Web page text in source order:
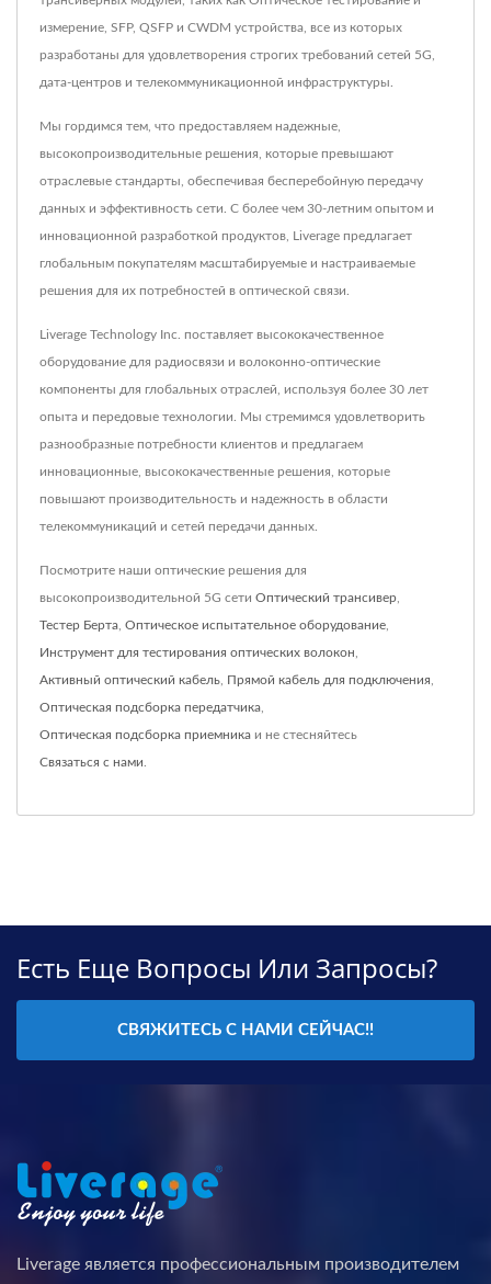
измерение, SFP, QSFP и CWDM устройства, все из которых
разработаны для удовлетворения строгих требований сетей 5G,
дата-центров и телекоммуникационной инфраструктуры.
Мы гордимся тем, что предоставляем надежные,
высокопроизводительные решения, которые превышают
отраслевые стандарты, обеспечивая бесперебойную передачу
данных и эффективность сети. С более чем 30-летним опытом и
инновационной разработкой продуктов, Liverage предлагает
глобальным покупателям масштабируемые и настраиваемые
решения для их потребностей в оптической связи.
Liverage Technology Inc. поставляет высококачественное
оборудование для радиосвязи и волоконно-оптические
компоненты для глобальных отраслей, используя более 30 лет
опыта и передовые технологии. Мы стремимся удовлетворить
разнообразные потребности клиентов и предлагаем
инновационные, высококачественные решения, которые
повышают производительность и надежность в области
телекоммуникаций и сетей передачи данных.
Посмотрите наши оптические решения для
высокопроизводительной 5G сети Оптический трансивер
Тестер Берта Оптическое испытательное оборудование
Инструмент для тестирования оптических волокон
Активный оптический кабель Прямой кабель для подключения
Оптическая подсборка передатчика
Оптическая подсборка приемника и не стесняйтесь
Связаться с нами
Есть Еще Вопросы Или Запросы?
СВЯЖИТЕСЬ С НАМИ СЕЙЧАС!!
Liverage является профессиональным производителем